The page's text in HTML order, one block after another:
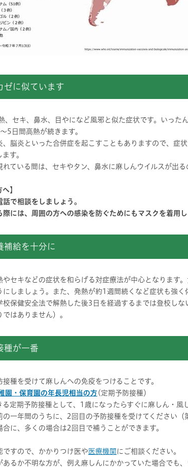
ゼに似ています
、セキ、鼻水、目やになど風邪と似た症状です。いった
5日間高熱が続きます。
、脳炎といった合併症を起こすこともありますので、症
す。
れている間は、セキやタン、鼻水に麻しんウイルスが出
】
で相談をしましょう。
際には、周囲の方への感染を防ぐためにもマスクを着用
補給を十分に
やセキなどの症状を和らげる対症療法が中心となります
にしましょう。また、発熱が約1週間続くなど症状も強く
校保健安全法で解熱した後3日を経過するまでは登校し
はありません）。
種が一番
種を受けて麻しんへの免疫をつけることです。
園・保育園の年長児相当の方(定期予防接種）
定期予防接種として、1歳になったらすぐに麻しん・
の一年間のうちに、2回目の予防接種を受けてください
に、多くの場合は2回目で補うことができます。
ですので、かかりつけ医や 医療機関 にご相談ください。
るか不明な方が、例え麻しんにかかっていた場合でも